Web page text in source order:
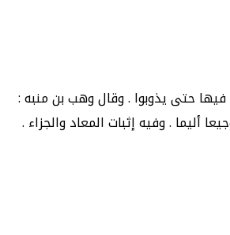
حتى يذوبوا . وقال وهب بن منبه :
أليما . وفيه إثبات المعاد والجزاء .